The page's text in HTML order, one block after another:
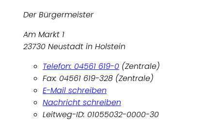
Der Bürgermeister
Am Markt 1
23730 Neustadt in Holstein
Telefon: 04561 619-0 (Zentrale)
Fax: 04561 619-328 (Zentrale)
E-Mail schreiben
Nachricht schreiben
Leitweg-ID: 01055032-0000-30